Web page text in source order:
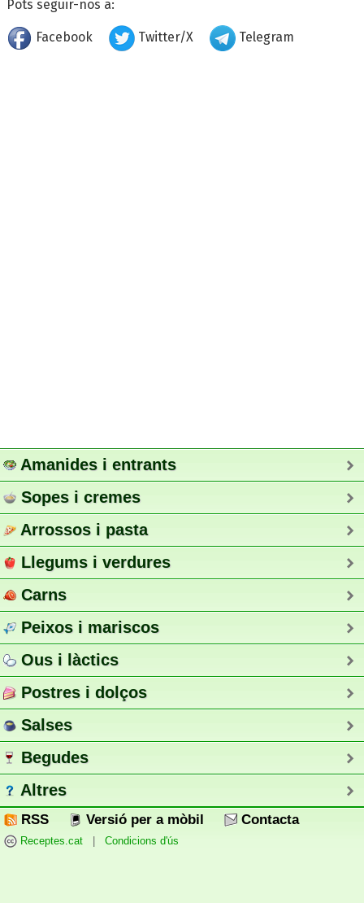
Pots seguir-nos a:
Facebook Twitter/X Telegram
Amanides i entrants
Sopes i cremes
Arrossos i pasta
Llegums i verdures
Carns
Peixos i mariscos
Ous i làctics
Postres i dolços
Salses
Begudes
Altres
RSS Versió per a mòbil Contacta
Receptes.cat Condicions d'ús